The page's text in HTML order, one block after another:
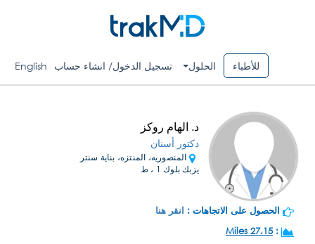
للأطباء الحلول تسجيل الدخول/ انشاء حساب English
د. الهام روكز
دكتور أسنان
المنصوريه، المنتزه، بناية سنتر
يزبك بلوك 1 ، ط
الحصول على الاتجاهات : انقر هنا
:
27.15 Miles